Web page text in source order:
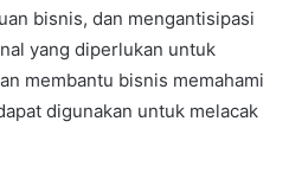
bisnis, dan mengantisipasi
yang diperlukan untuk
membantu bisnis memahami
digunakan untuk melacak